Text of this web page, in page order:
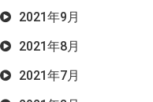
2021年9月
2021年8月
2021年7月